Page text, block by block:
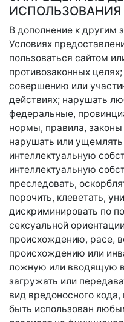
ИСПОЛЬЗОВАНИЯ
В дополнение к другим
Условиях
пользоваться сайтом
противозаконных
совершению или
действиях; нарушать
федеральные,
нормы, правила,
нарушать или
интеллектуальную
интеллектуальную
преследовать,
порочить, клеветать,
дискриминировать по
сексуальной
происхождению, расе,
происхождению или
ложную или вводящую
загружать или
вид вредоносного
быть использован